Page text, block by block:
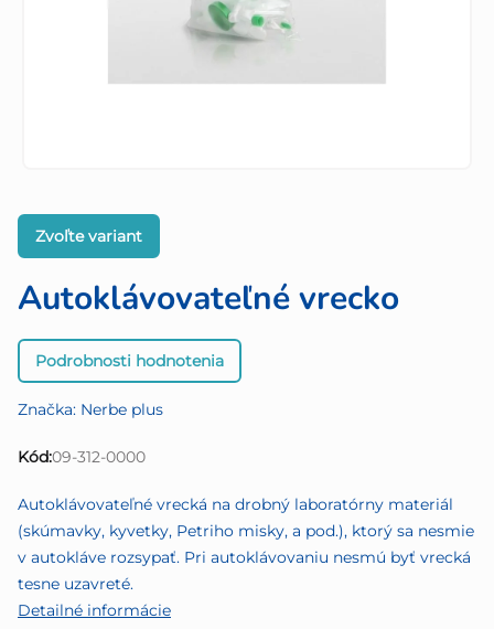
Autoklávovateľné vrecko
Priemerné
hodnotenie
je
0,0
5
hviezdičiek.
Podrobnosti hodnotenia
Značka: Nerbe plus
Kód:09-312-0000
Zvoľte variant
Autoklávovateľné vrecká na drobný laboratórny materiál
(skúmavky, kyvetky, Petriho misky, a pod.), ktorý sa nesmie
v autokláve rozsypať. Pri autoklávovaniu nesmú byť vrecká
tesne uzavreté.
Detailné informácie